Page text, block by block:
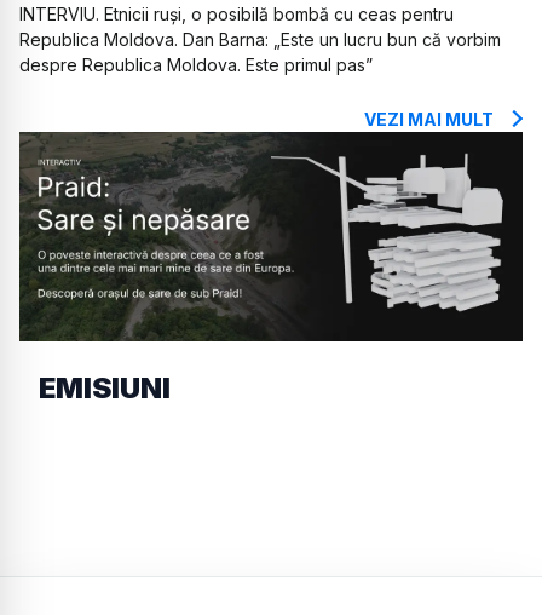
INTERVIU. Etnicii ruși, o posibilă bombă cu ceas pentru
Republica Moldova. Dan Barna: „Este un lucru bun că vorbim
despre Republica Moldova. Este primul pas”
VEZI MAI MULT
EMISIUNI